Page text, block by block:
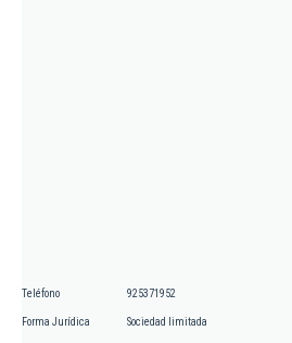
Teléfono 925371952
Forma Jurídica Sociedad limitada